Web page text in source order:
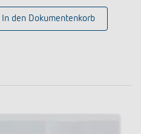
In den Dokumentenkorb